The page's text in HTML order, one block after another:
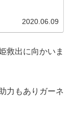
2020.06.09
救出に向かいま
力もありガーネ